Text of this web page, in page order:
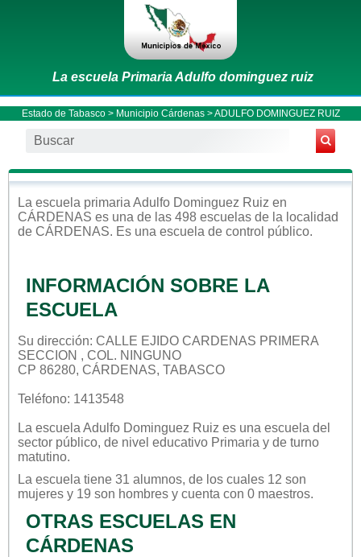
La escuela Primaria Adulfo dominguez ruiz
Estado de Tabasco> Municipio Cárdenas> ADULFO DOMINGUEZ RUIZ
La escuela primaria Adulfo Dominguez Ruiz en
CÁRDENAS es una de las 498 escuelas de la localidad
de CÁRDENAS. Es una escuela de control público.
INFORMACIÓN SOBRE LA
ESCUELA
Su dirección: CALLE EJIDO CARDENAS PRIMERA
SECCION , COL. NINGUNO
CP 86280, CÁRDENAS, TABASCO
Teléfono: 1413548
La escuela Adulfo Dominguez Ruiz es una escuela del
sector público, de nivel educativo Primaria y de turno
matutino.
La escuela tiene 31 alumnos, de los cuales 12 son
mujeres y 19 son hombres y cuenta con 0 maestros.
OTRAS ESCUELAS EN
CÁRDENAS